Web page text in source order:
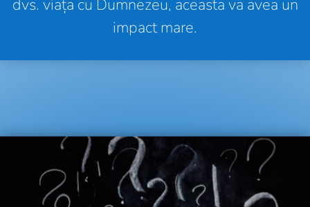
dvs. viața cu Dumnezeu, aceasta va avea un
impact mare.